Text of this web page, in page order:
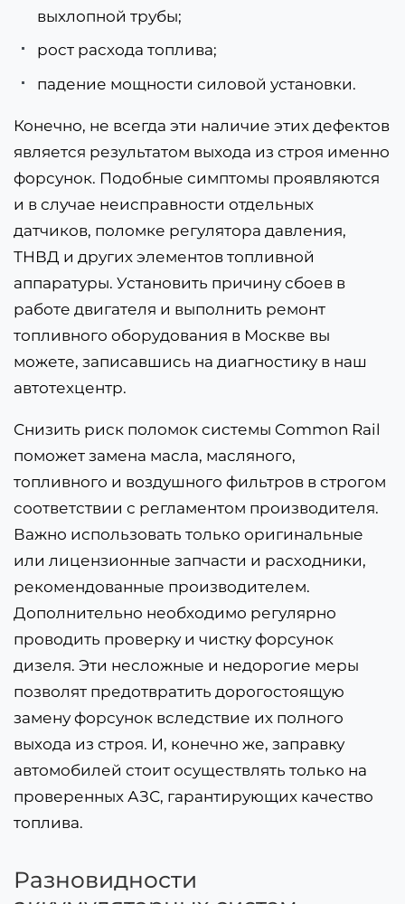
выхлопной трубы;
рост расхода топлива;
падение мощности силовой установки.
Конечно, не всегда эти наличие этих дефектов
является результатом выхода из строя именно
форсунок. Подобные симптомы проявляются
и в случае неисправности отдельных
датчиков, поломке регулятора давления,
ТНВД и других элементов топливной
аппаратуры. Установить причину сбоев в
работе двигателя и выполнить ремонт
топливного оборудования в Москве вы
можете, записавшись на диагностику в наш
автотехцентр.
Снизить риск поломок системы Common Rail
поможет замена масла, масляного,
топливного и воздушного фильтров в строгом
соответствии с регламентом производителя.
Важно использовать только оригинальные
или лицензионные запчасти и расходники,
рекомендованные производителем.
Дополнительно необходимо регулярно
проводить проверку и чистку форсунок
дизеля. Эти несложные и недорогие меры
позволят предотвратить дорогостоящую
замену форсунок вследствие их полного
выхода из строя. И, конечно же, заправку
автомобилей стоит осуществлять только на
проверенных АЗС, гарантирующих качество
топлива.
Разновидности